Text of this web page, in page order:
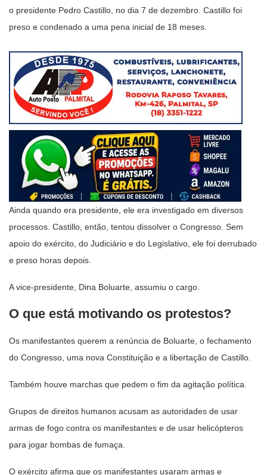
o presidente Pedro Castillo, no dia 7 de dezembro. Castillo foi
preso e condenado a uma pena inicial de 18 meses.
Ainda quando era presidente, ele era investigado em diversos
processos. Castillo, então, tentou dissolver o Congresso. Sem
apoio do exército, do Judiciário e do Legislativo, ele foi derrubado
e preso horas depois.
A vice-presidente, Dina Boluarte, assumiu o cargo.
O que está motivando os protestos?
Os manifestantes querem a renúncia de Boluarte, o fechamento
do Congresso, uma nova Constituição e a libertação de Castillo.
Também houve marchas que pedem o fim da agitação política.
Grupos de direitos humanos acusam as autoridades de usar
armas de fogo contra os manifestantes e de usar helicópteros
para jogar bombas de fumaça.
O exército afirma que os manifestantes usaram armas e